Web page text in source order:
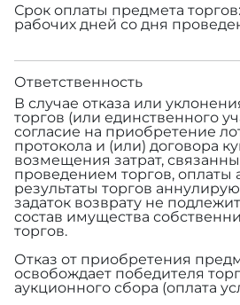
Срок оплаты предмета
рабочих дней со дня
Ответственность
В случае отказа или
торгов (или единственного
согласие на приобретение
протокола и (или) договора
возмещения затрат,
проведением торгов, оплаты
результаты торгов
задаток возврату не
состав имущества
торгов.
Отказ от приобретения
освобождает победителя
аукционного сбора (оплата